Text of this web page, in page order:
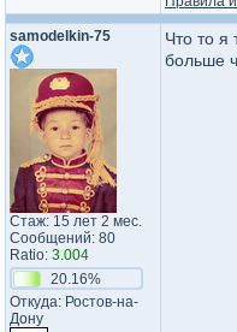
samodelkin-75
Стаж: 15 лет 2 мес.
Сообщений: 80
Ratio: 3.004
20.16%
Откуда: Ростов-на-
Дону
Что то я
больше